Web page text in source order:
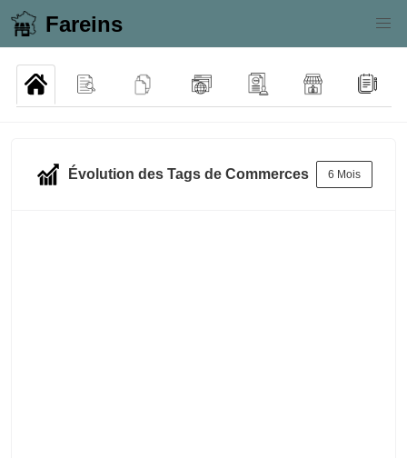
Fareins
Évolution des Tags de Commerces 6 Mois